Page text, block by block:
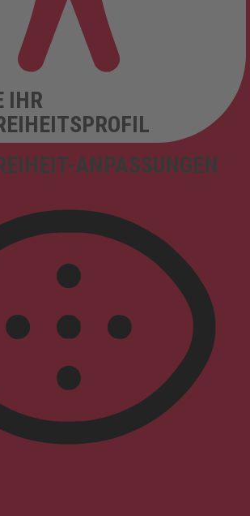
ANPASSUNGEN
IHR